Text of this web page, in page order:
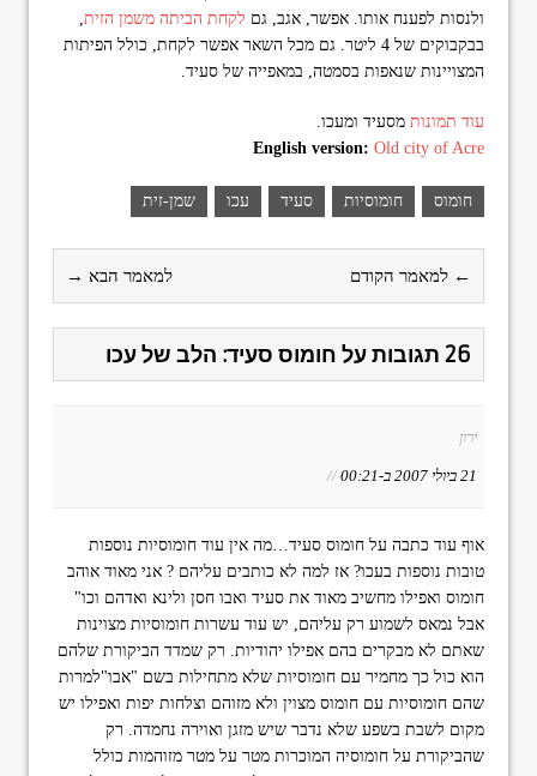
ולנסות לפענח אותו. אפשר, אגב, גם לקחת הביתה משמן הזית
בבקבוקים של 4 ליטר. גם מכל השאר אפשר לקחת, כולל הפיתות
המצויינות שנאפות בסמטה, במאפייה של סעיד.
עוד תמונות מסעיד ומעכו.
English version: Old city of Acre
חומוס חומוסיות סעיד עכו שמן-זית
← למאמר הקודם למאמר הבא →
26 תגובות על חומוס סעיד: הלב של עכו
ירון
21 ביולי 2007 ב-00:21 //
אוף עוד כתבה על חומוס סעיד…מה אין עוד חומוסיות נוספות
טובות נוספות בעכו? אז למה לא כותבים עליהם ? אני מאוד אוהב
חומוס ואפילו מחשיב מאוד את סעיד ואבו חסן ולינא ואדהם וכו"
אבל נמאס לשמוע רק עליהם, יש עוד עשרות חומוסיות מצוינות
שאתם לא מבקרים בהם אפילו יהודיות. רק שמדד הביקורת שלהם
הוא כול כך מחמיר עם חומוסיות שלא מתחילות בשם "אבו"למרות
שהם חומוסיות עם חומוס מצוין ולא מזוהם וצלחות יפות ואפילו יש
מקום לשבת בשפע שלא נדבר שיש מזגן ואוירה נחמדה. רק
שהביקורת על חומוסיה המוכרות מטר על מטר מזוהמות כולל